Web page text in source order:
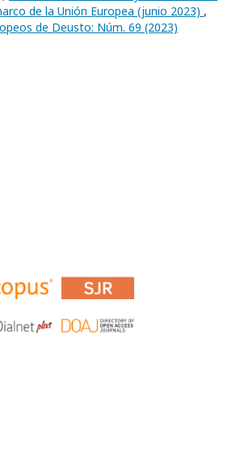
de la Unión Europea (junio 2023) ,
de Deusto: Núm. 69 (2023)